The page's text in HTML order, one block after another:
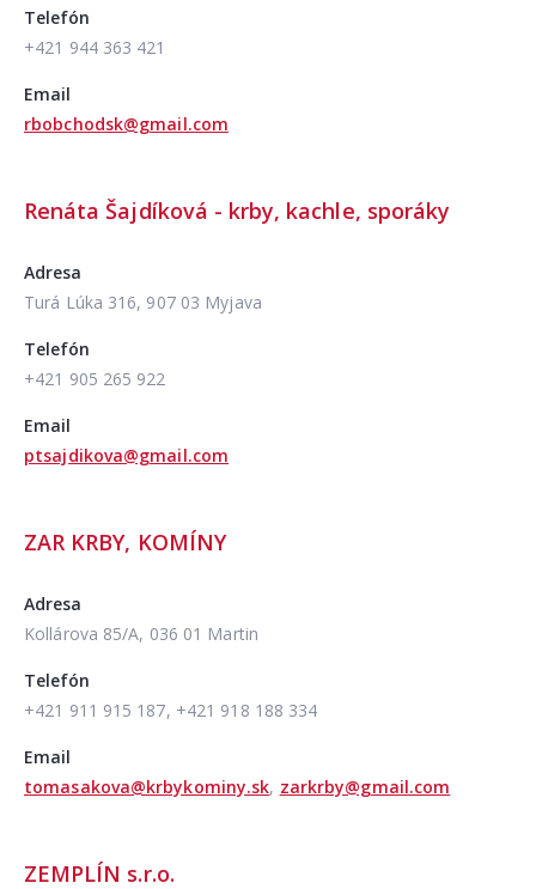
Telefón
+421 944 363 421
Email
rbobchodsk@gmail.com
Renáta Šajdíková - krby, kachle, sporáky
Adresa
Turá Lúka 316, 907 03 Myjava
Telefón
+421 905 265 922
Email
ptsajdikova@gmail.com
ZAR KRBY, KOMÍNY
Adresa
Kollárova 85/A, 036 01 Martin
Telefón
+421 911 915 187, +421 918 188 334
Email
tomasakova@krbykominy.sk, zarkrby@gmail.com
ZEMPLÍN s.r.o.